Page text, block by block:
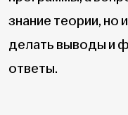
знание теории, но
делать выводы и
ответы.